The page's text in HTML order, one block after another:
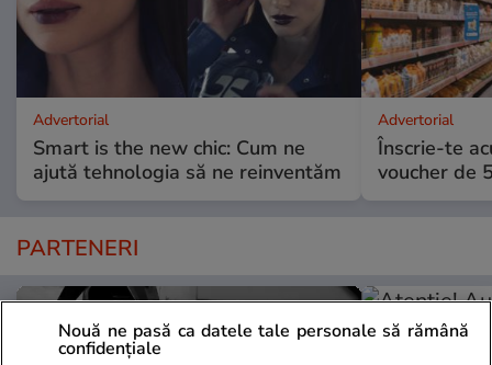
Advertorial
Smart is the new chic: Cum ne
ajută tehnologia să ne reinventăm
Advertorial
Înscrie-te
voucher de
PARTENERI
Nouă ne pasă ca datele tale personale să rămână
confidențiale